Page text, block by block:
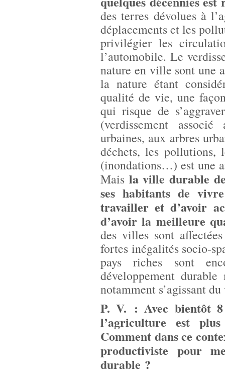
des terres dévolues à
déplacements et les
privilégier les
l’automobile. Le
nature en ville sont une
la nature étant
qualité de vie, une
qui risque de
(verdissement
urbaines, aux arbres
déchets, les pollutions,
(inondations…) est une
Mais la ville durable
ses habitants de
travailler et d’avoir
d’avoir la meilleure
des villes sont
fortes inégalités socio-
pays riches sont
développement
notamment s’agissant
P. V. : Avec bientôt
l’agriculture est
Comment dans ce
productiviste pour
durable ?